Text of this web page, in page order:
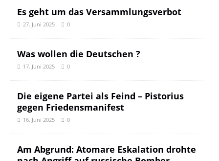
Es geht um das Versammlungsverbot
27. Juni 2025 0
Was wollen die Deutschen ?
17. Juni 2025 0
Die eigene Partei als Feind – Pistorius
gegen Friedensmanifest
16. Juni 2025 0
Am Abgrund: Atomare Eskalation drohte